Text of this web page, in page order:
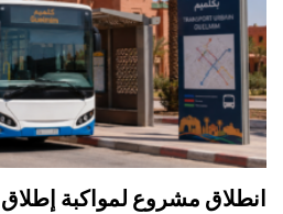
انطلاق مشروع لمواكبة